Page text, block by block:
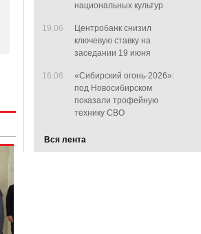
национальных культур
19.06
Центробанк снизил
ключевую ставку на
заседании 19 июня
16.06
«Сибирский огонь-2026»:
под Новосибирском
показали трофейную
технику СВО
Вся лента